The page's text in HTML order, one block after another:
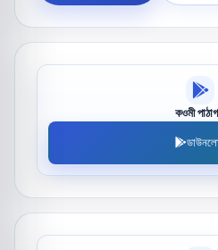
কওমী